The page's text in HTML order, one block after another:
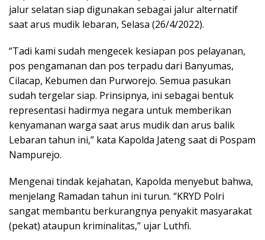
jalur selatan siap digunakan sebagai jalur alternatif
saat arus mudik lebaran, Selasa (26/4/2022).
“Tadi kami sudah mengecek kesiapan pos pelayanan,
pos pengamanan dan pos terpadu dari Banyumas,
Cilacap, Kebumen dan Purworejo. Semua pasukan
sudah tergelar siap. Prinsipnya, ini sebagai bentuk
representasi hadirmya negara untuk memberikan
kenyamanan warga saat arus mudik dan arus balik
Lebaran tahun ini,” kata Kapolda Jateng saat di Pospam
Nampurejo.
Mengenai tindak kejahatan, Kapolda menyebut bahwa,
menjelang Ramadan tahun ini turun. “KRYD Polri
sangat membantu berkurangnya penyakit masyarakat
(pekat) ataupun kriminalitas,” ujar Luthfi.